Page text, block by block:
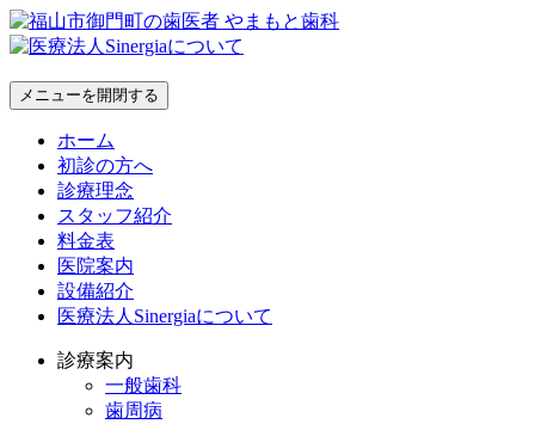
メニューを開閉する
ホーム
初診の方へ
診療理念
スタッフ紹介
料金表
医院案内
設備紹介
医療法人Sinergiaについて
診療案内
一般歯科
歯周病